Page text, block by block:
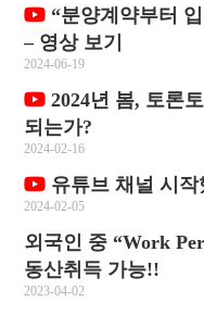
“분양계약부터
– 영상 보기
2024-06-19
2024년 봄, 토론
되는가?
2024-02-16
유튜브 채널 시
2024-02-05
외국인 중 “Work
동산취득 가능!!
2023-04-02